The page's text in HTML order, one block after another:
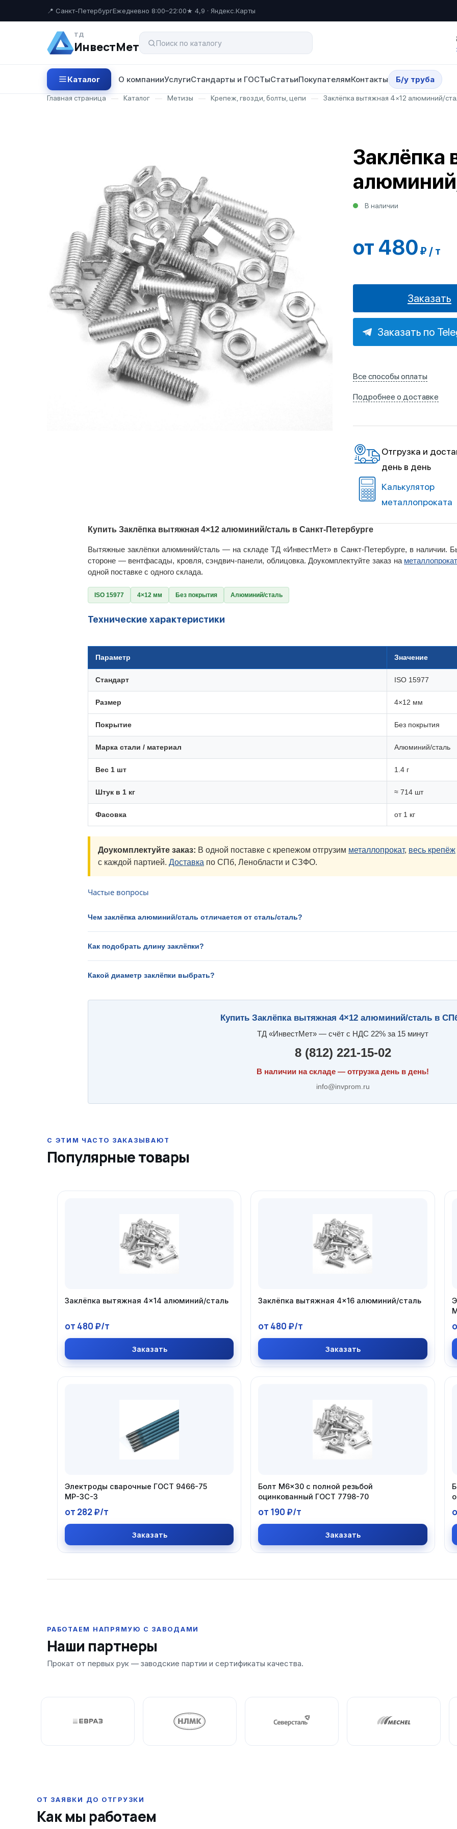
📍 Санкт-ПетербургЕжедневно 8:00–22:00★ 4,9 · Яндекс.Карты
ТД
ИнвестМет
Каталог О компанииУслугиСтандарты и ГОСТыСтатьиПокупателямКонтакты Б/у труба
Главная страница — Каталог — Метизы — Крепеж, гвозди, болты, цепи — Заклёпка вытяжная 4×12 алюминий/
Заклёпка
В наличии
от 480 ₽ / т
Заказать
Заказать по
Все способы оплаты
Подробнее о доставке
Отгрузка и
день в день
Калькулятор
металлопроката
Купить Заклёпка вытяжная 4×12 алюминий/сталь в Санкт-Петербурге
Вытяжные заклёпки алюминий/сталь — на складе ТД «ИнвестМет» в Санкт-Петербурге, в наличии.
стороне — вентфасады, кровля, сэндвич-панели, облицовка. Доукомплектуйте заказ на
одной поставке с одного склада.
ISO 15977 4×12 мм Без покрытия Алюминий/сталь
Технические характеристики
Параметр Значение
Стандарт ISO 15977
Размер 4×12 мм
Покрытие Без покрытия
Марка стали / материал Алюминий/сталь
Вес 1 шт 1.4 г
Штук в 1 кг ≈ 714 шт
Фасовка от 1 кг
Доукомплектуйте заказ: В одной поставке с крепежом отгрузим металлопрокат, весь крепёж
с каждой партией. Доставка по СПб, Ленобласти и СЗФО.
Частые вопросы
Чем заклёпка алюминий/сталь отличается от сталь/сталь?
Как подобрать длину заклёпки?
Какой диаметр заклёпки выбрать?
Купить Заклёпка вытяжная 4×12 алюминий/сталь в
ТД «ИнвестМет» — счёт с НДС 22% за 15 минут
8 (812) 221-15-02
В наличии на складе — отгрузка день в день!
info@invprom.ru
Популярные товары
Заклёпка вытяжная 4×14 алюминий/сталь
от 480 ₽/т
Заказать
Заклёпка вытяжная 4×16 алюминий/сталь
от 480 ₽/т
Заказать
Электроды сварочные ГОСТ 9466-75
МР-3С-3
от 282 ₽/т
Заказать
Болт М6×30 с полной резьбой
оцинкованный ГОСТ 7798-70
от 190 ₽/т
Заказать
Наши партнеры
ОТ ЗАЯВКИ ДО ОТГРУЗКИ
Как мы работаем